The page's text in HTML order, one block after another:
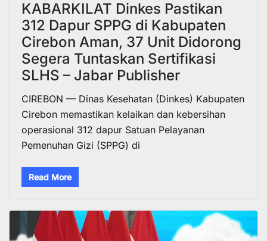
KABARKILAT Dinkes Pastikan
312 Dapur SPPG di Kabupaten
Cirebon Aman, 37 Unit Didorong
Segera Tuntaskan Sertifikasi
SLHS – Jabar Publisher
CIREBON — Dinas Kesehatan (Dinkes) Kabupaten
Cirebon memastikan kelaikan dan kebersihan
operasional 312 dapur Satuan Pelayanan
Pemenuhan Gizi (SPPG) di
Read More